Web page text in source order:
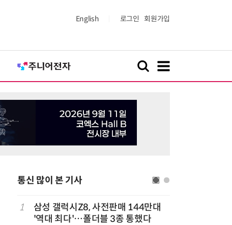
English 로그인 회원가입
통신 많이 본 기사
1
삼성 갤럭시Z8, 사전판매 144만대
'역대 최다'…폴더블 3종 통했다